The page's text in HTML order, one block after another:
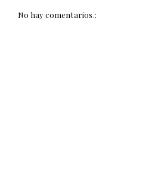
No hay comentarios.: